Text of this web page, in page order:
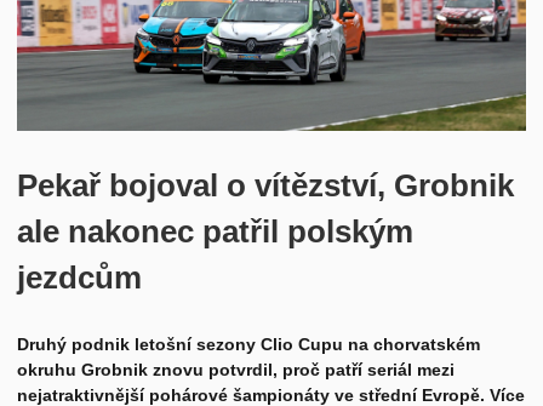
Ostatní
Kontakt
Pekař bojoval o vítězství, Grobnik
ale nakonec patřil polským
jezdcům
Druhý podnik letošní sezony Clio Cupu na chorvatském
okruhu Grobnik znovu potvrdil, proč patří seriál mezi
nejatraktivnější pohárové šampionáty ve střední Evropě. Více